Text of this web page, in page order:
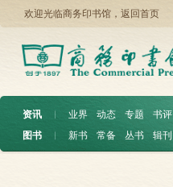
欢迎光临商务印书馆， 返回首页
资讯 ︱ 业界 动态 专题
书评
图书
︱ 新书 常备 丛书 辑刊